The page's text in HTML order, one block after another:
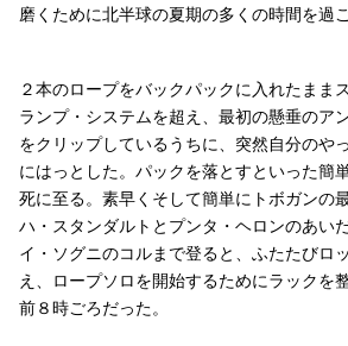
磨くために北半球の夏期の多くの時間を過ご
２本のロープをバックパックに入れたまま
ランプ・システムを超え、最初の懸垂のア
をクリップしているうちに、突然自分のや
にはっとした。パックを落とすといった簡
死に至る。素早くそして簡単にトボガンの
ハ・スタンダルトとプンタ・ヘロンのあい
イ・ソグニのコルまで登ると、ふたたびロ
え、ロープソロを開始するためにラックを
前８時ごろだった。